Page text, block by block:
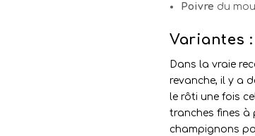
Poivre du
Variantes :
Dans la vraie
revanche, il y a
le rôti une fois
tranches fines à
champignons